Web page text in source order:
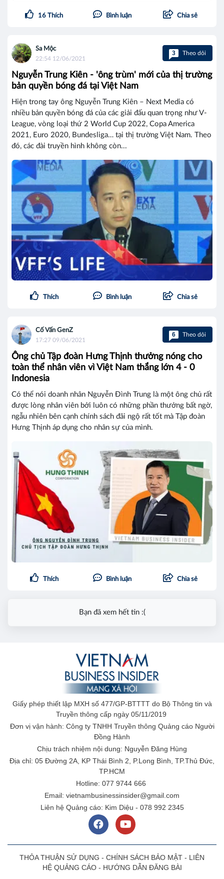
16 Thích Bình luận Chia sẻ
Sa Mộc
22:54 12/06/2021
3 Theo dõi
Nguyễn Trung Kiên - 'ông trùm' mới của thị trường
bản quyền bóng đá tại Việt Nam
Hiện trong tay ông Nguyễn Trung Kiên – Next Media có
nhiều bản quyền bóng đá của các giải đấu quan trọng như V-
League, vòng loại thứ 2 World Cup 2022, Copa America
2021, Euro 2020, Bundesliga… tại thị trường Việt Nam. Theo
đó, các đài truyền hình không còn...
Thích Bình luận Chia sẻ
Cố Vấn GenZ
17:27 09/06/2021
6 Theo dõi
Ông chủ Tập đoàn Hưng Thịnh thưởng nóng cho
toàn thể nhân viên vì Việt Nam thắng lớn 4 - 0
Indonesia
Có thể nói doanh nhân Nguyễn Đình Trung là một ông chủ rất
được lòng nhân viên bởi luôn có những phần thưởng bất ngờ,
ngẫu nhiên bên cạnh chính sách đãi ngộ rất tốt mà Tập đoàn
Hưng Thịnh áp dụng cho nhân sự của mình.
Thích Bình luận Chia sẻ
Bạn đã xem hết tin :(
Giấy phép thiết lập MXH số 477/GP-BTTTT do Bộ Thông tin và
Truyền thông cấp ngày 05/11/2019
Đơn vị vận hành: Công ty TNHH Truyền thông Quảng cáo Người
Đồng Hành
Chịu trách nhiệm nội dung: Nguyễn Đăng Hùng
Địa chỉ: 05 Đường 2A, KP Thái Bình 2, P.Long Bình, TP.Thủ Đức,
TP.HCM
Hotline: 077 9744 666
Email: vietnambusinessinsider@gmail.com
Liên hệ Quảng cáo: Kim Diệu - 078 992 2345
THỎA THUẬN SỬ DỤNG - CHÍNH SÁCH BẢO MẬT - LIÊN
HỆ QUẢNG CÁO- HƯỚNG DẪN ĐĂNG BÀI